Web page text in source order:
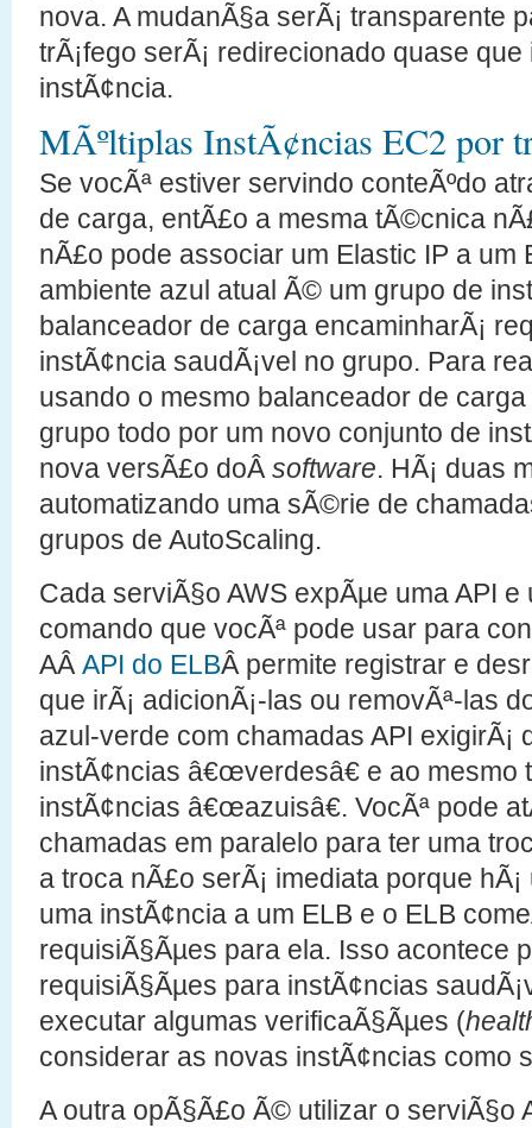
nova. A mudanÃ§a serÃ¡ transparente
trÃ¡fego serÃ¡ redirecionado quase
instÃ¢ncia.
MÃºltiplas InstÃ¢ncias EC2 por
Se vocÃª estiver servindo conteÃºdo
de carga, entÃ£o a mesma tÃ©cnica
nÃ£o pode associar um Elastic IP a um
ambiente azul atual Ã© um grupo de
balanceador de carga encaminharÃ¡
instÃ¢ncia saudÃ¡vel no grupo. Para
usando o mesmo balanceador de
grupo todo por um novo conjunto de
nova versÃ£o doÂ software. HÃ¡ duas
automatizando uma sÃ©rie de
grupos de AutoScaling.
Cada serviÃ§o AWS expÃµe uma API
comando que vocÃª pode usar para
AÂ API do ELBÂ permite registrar e
que irÃ¡ adicionÃ¡-las ou removÃª-las
azul-verde com chamadas API exigirÃ¡
instÃ¢ncias â€œverdesâ€ e ao mesmo
instÃ¢ncias â€œazuisâ€. VocÃª pode
chamadas em paralelo para ter uma
a troca nÃ£o serÃ¡ imediata porque
uma instÃ¢ncia a um ELB e o ELB
requisiÃ§Ãµes para ela. Isso acontece
requisiÃ§Ãµes para instÃ¢ncias
executar algumas verificaÃ§Ãµes (
considerar as novas instÃ¢ncias como
A outra opÃ§Ã£o Ã© utilizar o serviÃ§o